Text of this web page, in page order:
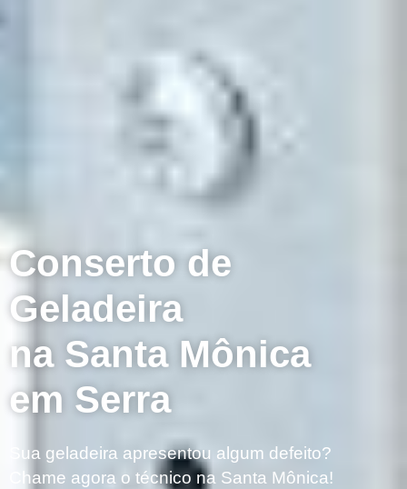
Conserto de
Geladeira
na Santa Mônica
em Serra
Sua geladeira apresentou algum defeito?
Chame agora o técnico na Santa Mônica!